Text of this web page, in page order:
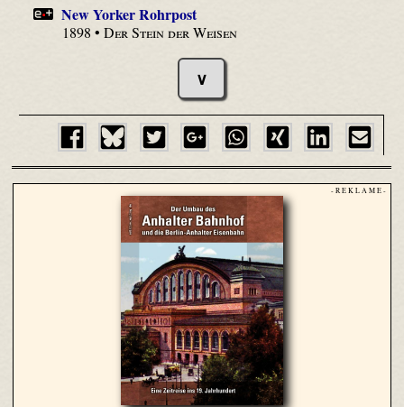
New Yorker Rohrpost
1898 •Der Stein der Weisen
∨
- R E K L A M E -